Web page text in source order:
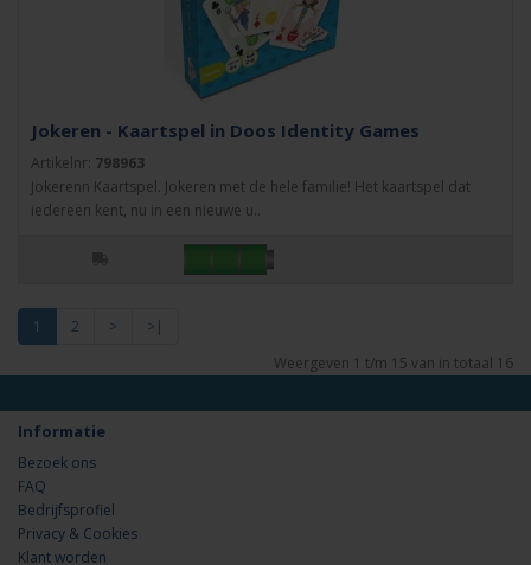
Jokeren - Kaartspel in Doos Identity Games
Artikelnr: 798963
Jokerenn Kaartspel. Jokeren met de hele familie! Het kaartspel dat
iedereen kent, nu in een nieuwe u..
1 2 >
>|
Weergeven 1 t/m 15 van in totaal 16
Informatie
Bezoek ons
FAQ
Bedrijfsprofiel
Privacy & Cookies
Klant worden